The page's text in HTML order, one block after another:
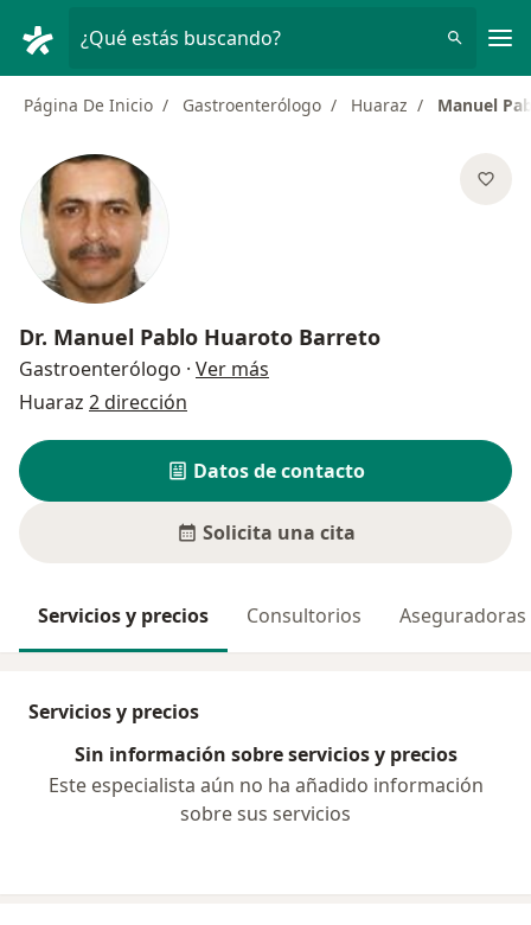
¿Qué estás buscando?
Página De Inicio Gastroenterólogo Huaraz Manuel
Dr. Manuel Pablo Huaroto Barreto
Gastroenterólogo · Ver más
Huaraz 2 dirección
Datos de contacto
Solicita una cita
Servicios y precios Consultorios Aseguradoras
Servicios y precios
Sin información sobre servicios y precios
Este especialista aún no ha añadido información
sobre sus servicios